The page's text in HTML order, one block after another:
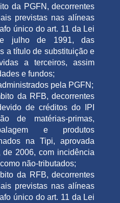
da PGFN, decorrentes
previstas nas alíneas
único do art. 11 da Lei
julho de 1991, das
a título de substituição e
a terceiros, assim
e fundos;
pela PGFN;
da RFB, decorrentes
de créditos do IPI
de matérias-primas,
e produtos
na Tipi, aprovada
de 2006, com incidência
não-tributados;
da RFB, decorrentes
previstas nas alíneas
único do art. 11 da Lei